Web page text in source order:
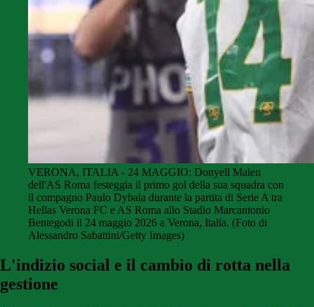
VERONA, ITALIA - 24 MAGGIO: Donyell Malen
dell'AS Roma festeggia il primo gol della sua squadra con
il compagno Paulo Dybala durante la partita di Serie A tra
Hellas Verona FC e AS Roma allo Stadio Marcantonio
Bentegodi il 24 maggio 2026 a Verona, Italia. (Foto di
Alessandro Sabattini/Getty Images)
L'indizio social e il cambio di rotta nella
gestione